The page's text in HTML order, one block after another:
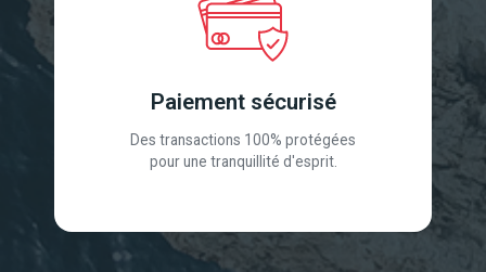
Paiement sécurisé
Des transactions 100% protégées
pour une tranquillité d'esprit.